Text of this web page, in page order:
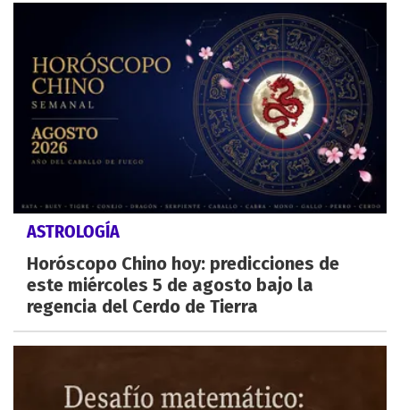
ASTROLOGÍA
Horóscopo Chino hoy: predicciones de
este miércoles 5 de agosto bajo la
regencia del Cerdo de Tierra